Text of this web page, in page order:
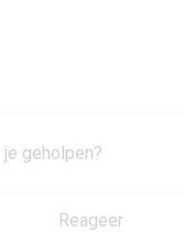
geholpen?
Reageer